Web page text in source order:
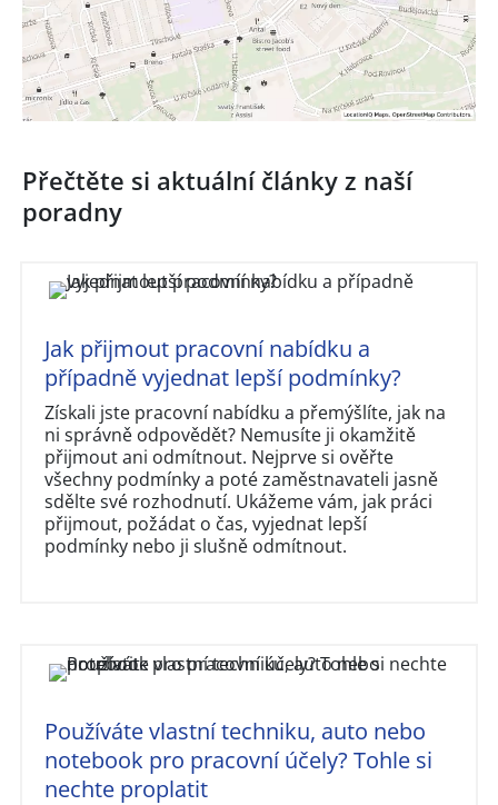
Přečtěte si aktuální články z naší
poradny
Jak přijmout pracovní nabídku a
případně vyjednat lepší podmínky?
Získali jste pracovní nabídku a přemýšlíte, jak na
ni správně odpovědět? Nemusíte ji okamžitě
přijmout ani odmítnout. Nejprve si ověřte
všechny podmínky a poté zaměstnavateli jasně
sdělte své rozhodnutí. Ukážeme vám, jak práci
přijmout, požádat o čas, vyjednat lepší
podmínky nebo ji slušně odmítnout.
Používáte vlastní techniku, auto nebo
notebook pro pracovní účely? Tohle si
nechte proplatit